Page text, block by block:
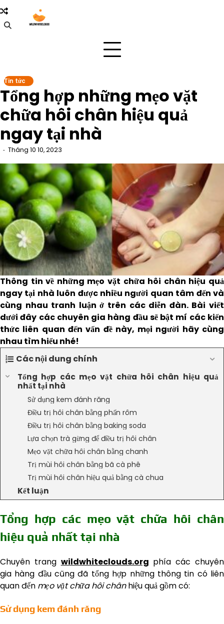
Skip
to
content
Tin tức
Tổng hợp những mẹo vặt
chữa hôi chân hiệu quả
ngay tại nhà
Tháng 10 10, 2023
Thông tin về những mẹo vặt chữa hôi chân hiệu quả
ngay tại nhà luôn được nhiều người quan tâm đến và
cùng nhau tranh luận ở trên các diễn đàn. Bài viết
dưới đây các chuyên gia hàng đầu sẽ bật mí các kiến
thức liên quan đến vấn đề này, mọi người hãy cùng
nhau tìm hiểu nhé!
Các nội dung chính
Tổng hợp các mẹo vặt chữa hôi chân hiệu quả
nhất tại nhà
Sử dụng kem đánh răng
Điều trị hôi chân bằng phấn rôm
Điều trị hôi chân bằng baking soda
Lựa chọn trà gừng để điều trị hôi chân
Mẹo vặt chữa hôi chân bằng chanh
Trị mùi hôi chân bằng bã cà phê
Trị mùi hôi chân hiệu quả bằng cà chua
Kết luận
Tổng hợp các mẹo vặt chữa hôi chân
hiệu quả nhất tại nhà
Chuyên trang wildwhiteclouds.org phía các chuyên
gia hàng đầu cũng đã tổng hợp những thông tin có liên
quan đến mẹo vặt chữa hôi chânhiệu quả gồm có:
Sử dụng kem đánh răng